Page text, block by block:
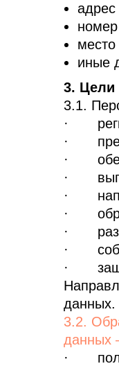
адрес
иные
3. Цели
3.1.
·
·
·
·
·
·
·
·
·
данных.
3.2.
данных
·